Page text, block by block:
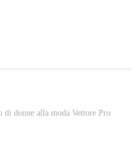
donne alla moda Vettore Pro